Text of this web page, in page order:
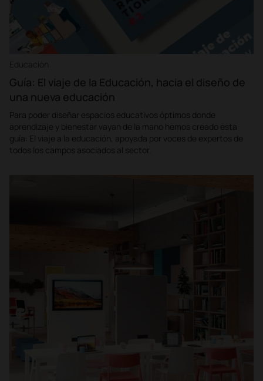
Educación
Guía: El viaje de la Educación, hacia el diseño de
una nueva educación
Para poder diseñar espacios educativos óptimos donde
aprendizaje y bienestar vayan de la mano hemos creado esta
guía: El viaje a la educación, apoyada por voces de expertos de
todos los campos asociados al sector.